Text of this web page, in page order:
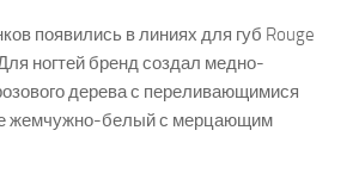
появились в линиях для губ Rouge
ногтей бренд создал медно-
дерева с переливающимися
жемчужно-белый с мерцающим